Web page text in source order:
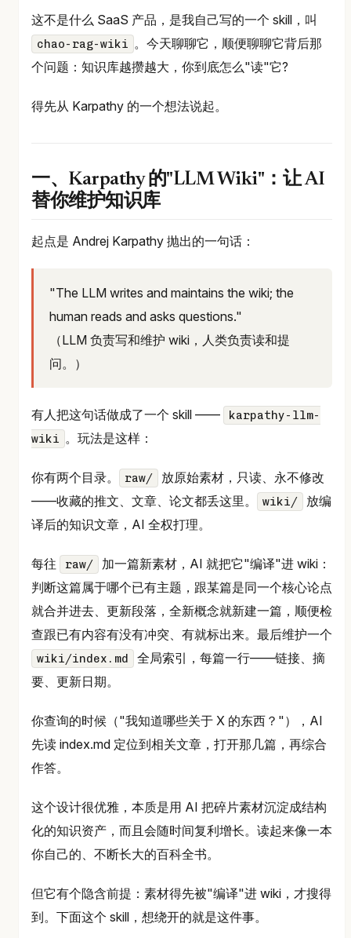
这不是什么 SaaS 产品，是我自己写的一个 skill，叫
chao-rag-wiki
。今天聊聊它，顺便聊聊它背后那
个问题：知识库越攒越大，你到底怎么"读"它?
得先从 Karpathy 的一个想法说起。
一、Karpathy 的"LLM Wiki"：让 AI
替你维护知识库
起点是 Andrej Karpathy 抛出的一句话：
"The LLM writes and maintains the wiki; the
human reads and asks questions."
（LLM 负责写和维护 wiki，人类负责读和提
问。）
有人把这句话做成了一个 skill ——
karpathy-llm-
wiki 。玩法是这样：
你有两个目录。 raw/
放原始素材，只读、永不修改
——收藏的推文、文章、论文都丢这里。
wiki/
放编
译后的知识文章，AI 全权打理。
每往 raw/
加一篇新素材，AI 就把它"编译"进 wiki：
判断这篇属于哪个已有主题，跟某篇是同一个核心论点
就合并进去、更新段落，全新概念就新建一篇，顺便检
查跟已有内容有没有冲突、有就标出来。最后维护一个
wiki/index.md
全局索引，每篇一行——链接、摘
要、更新日期。
你查询的时候（"我知道哪些关于 X 的东西？"），AI
先读 index.md 定位到相关文章，打开那几篇，再综合
作答。
这个设计很优雅，本质是用 AI 把碎片素材沉淀成结构
化的知识资产，而且会随时间复利增长。读起来像一本
你自己的、不断长大的百科全书。
但它有个隐含前提：素材得先被"编译"进 wiki，才搜得
到。下面这个 skill，想绕开的就是这件事。